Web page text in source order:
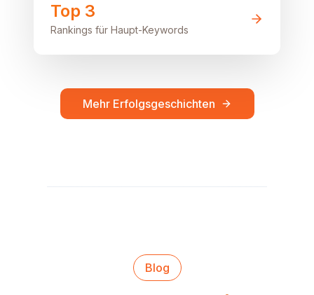
Top 3
Rankings für Haupt-Keywords
Mehr Erfolgsgeschichten
Blog